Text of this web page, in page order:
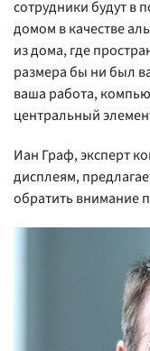
сотрудники будут в
домом в качестве
из дома, где
размера бы ни был
ваша работа,
центральный
Иан Граф, эксперт
дисплеям,
обратить внимание